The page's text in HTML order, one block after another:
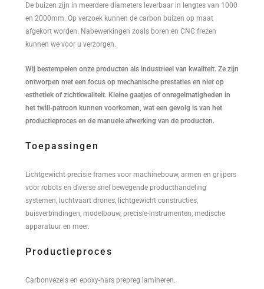
De buizen zijn in meerdere diameters leverbaar in lengtes van 1000
en 2000mm. Op verzoek kunnen de carbon buizen op maat
afgekort worden. Nabewerkingen zoals boren en CNC frezen
kunnen we voor u verzorgen.
Wij bestempelen onze producten als industrieel van kwaliteit. Ze zijn
ontworpen met een focus op mechanische prestaties en niet op
esthetiek of zichtkwaliteit. Kleine gaatjes of onregelmatigheden in
het twill-patroon kunnen voorkomen, wat een gevolg is van het
productieproces en de manuele afwerking van de producten.
Toepassingen
Lichtgewicht precisie frames voor machinebouw, armen en grijpers
voor robots en diverse snel bewegende producthandeling
systemen, luchtvaart drones, lichtgewicht constructies,
buisverbindingen, modelbouw, precisie-instrumenten, medische
apparatuur en meer.
Productieproces
Carbonvezels en epoxy-hars prepreg lamineren.